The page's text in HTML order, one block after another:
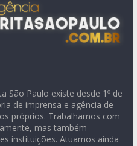
São Paulo existe desde 1º de
de imprensa e agência de
próprios. Trabalhamos com
mas também
instituições. Atuamos ainda